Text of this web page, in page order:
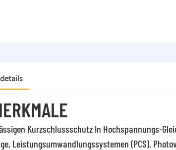
Kurzschlussschutz In Hochspannungs-
Leistungsumwandlungssystemen (PCS),